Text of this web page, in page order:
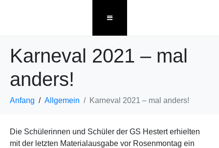
Karneval 2021 – mal
anders!
Anfang Allgemein Karneval 2021 – mal anders!
Die Schülerinnen und Schüler der GS Hestert erhielten
mit der letzten Materialausgabe vor Rosenmontag ein